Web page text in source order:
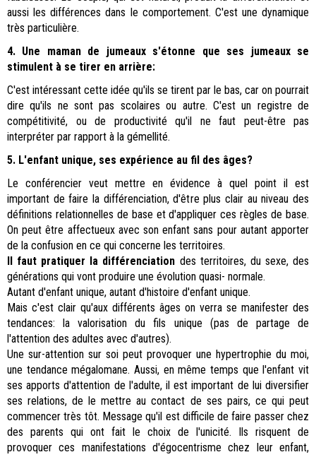
aussi les différences dans le comportement. C'est une dynamique
très particulière.
4. Une maman de jumeaux s'étonne que ses jumeaux se
stimulent à se tirer en arrière:
C'est intéressant cette idée qu'ils se tirent par le bas, car on pourrait
dire qu'ils ne sont pas scolaires ou autre. C'est un registre de
compétitivité, ou de productivité qu'il ne faut peut-être pas
interpréter par rapport à la gémellité.
5. L'enfant unique, ses expérience au fil des âges?
Le conférencier veut mettre en évidence à quel point il est
important de faire la différenciation, d'être plus clair au niveau des
définitions relationnelles de base et d'appliquer ces règles de base.
On peut être affectueux avec son enfant sans pour autant apporter
de la confusion en ce qui concerne les territoires.
Il faut pratiquer la différenciation des territoires, du sexe, des
générations qui vont produire une évolution quasi- normale.
Autant d'enfant unique, autant d'histoire d'enfant unique.
Mais c'est clair qu'aux différents âges on verra se manifester des
tendances: la valorisation du fils unique (pas de partage de
l'attention des adultes avec d'autres).
Une sur-attention sur soi peut provoquer une hypertrophie du moi,
une tendance mégalomane. Aussi, en même temps que l'enfant vit
ses apports d'attention de l'adulte, il est important de lui diversifier
ses relations, de le mettre au contact de ses pairs, ce qui peut
commencer très tôt. Message qu'il est difficile de faire passer chez
des parents qui ont fait le choix de l'unicité. Ils risquent de
provoquer ces manifestations d'égocentrisme chez leur enfant,